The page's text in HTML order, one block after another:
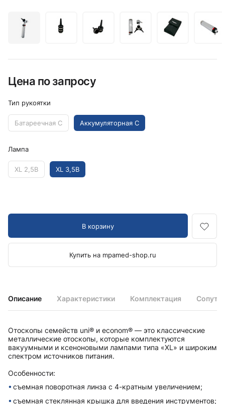
Описание Характеристики Комплектация
Отоскопы семейств uni® и econom® — это классические
металлические отоскопы, которые комплектуются
вакуумными и ксеноновыми лампами типа «XL» и широким
спектром источников питания.
Особенности:
съемная поворотная линза с 4-кратным увеличением;
съемная стеклянная крышка для введения инструментов;
Цена по запросу
Тип рукоятки
Батареечная C Аккумуляторная C
Лампа
XL 2,5В XL 3,5В
В корзину
Купить на mpamed-shop.ru